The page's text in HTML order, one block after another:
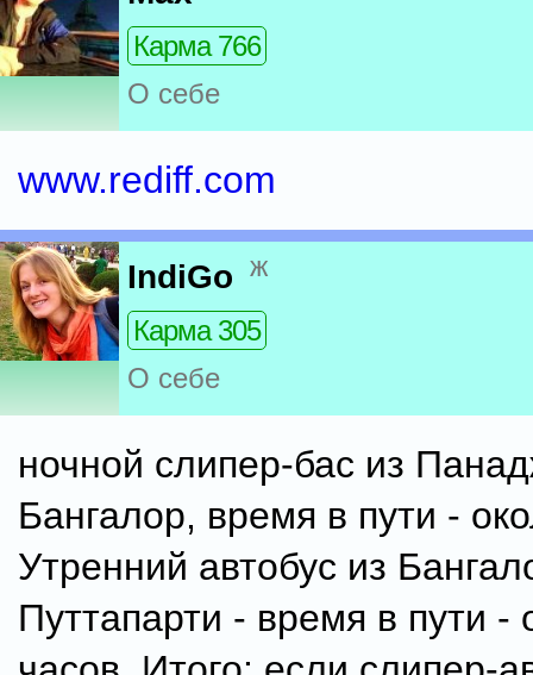
Карма 766
О себе
www.rediff.com
IndiGo ж
Карма 305
О себе
ночной слипер-бас из
Бангалор, время в пути -
Утренний автобус из
Путтапарти - время в пути -